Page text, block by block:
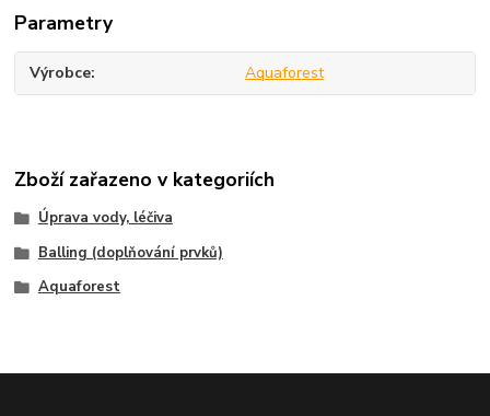
Parametry
Výrobce Aquaforest
Zboží zařazeno v kategoriích
Úprava vody, léčiva
Balling (doplňování prvků)
Aquaforest